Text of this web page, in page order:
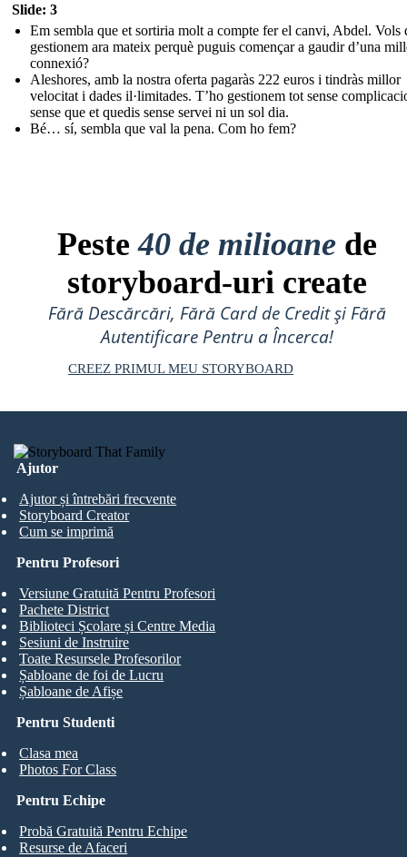
Slide: 3
Em sembla que et sortiria molt a compte fer el canvi, Abdel. Vols
gestionem ara mateix perquè puguis començar a gaudir d’una
connexió?
Aleshores, amb la nostra oferta pagaràs 222 euros i tindràs millor
velocitat i dades il·limitades. T’ho gestionem tot sense
sense que et quedis sense servei ni un sol dia.
Bé… sí, sembla que val la pena. Com ho fem?
Peste40 de milioane de
storyboard-uri create
Fără Descărcări, Fără Card de Credit și Fără
Autentificare Pentru a Încerca!
CREEZ PRIMUL MEU STORYBOARD
Ajutor
Ajutor și întrebări frecvente
Storyboard Creator
Cum se imprimă
Pentru Studenti
Clasa mea
Photos For Class
Pentru Profesori
Versiune Gratuită Pentru Profesori
Pachete District
Biblioteci Școlare și Centre Media
Sesiuni de Instruire
Toate Resursele Profesorilor
Șabloane de foi de Lucru
Șabloane de Afișe
Pentru Echipe
Probă Gratuită Pentru Echipe
Resurse de Afaceri